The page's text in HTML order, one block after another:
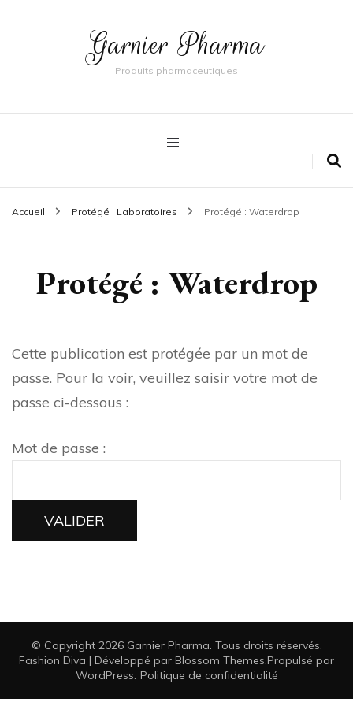
Garnier Pharma
Produits pharmaceutiques
Accueil Protégé : Laboratoires Protégé : Waterdrop
Protégé : Waterdrop
Cette publication est protégée par un mot de
passe. Pour la voir, veuillez saisir votre mot de
passe ci-dessous :
Mot de passe :
© Copyright 2026 Garnier Pharma. Tous droits réservés.
Fashion Diva | Développé par Blossom Themes.Propulsé par
WordPress. Politique de confidentialité